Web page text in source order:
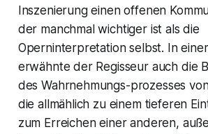
Inszenierung einen offenen
der manchmal wichtiger ist als die
Operninterpretation selbst. In
erwähnte der Regisseur auch die
des Wahrnehmungs-prozesses
die allmählich zu einem tieferen
zum Erreichen einer anderen,